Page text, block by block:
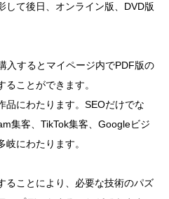
して後日、オンライン版、DVD版
入するとマイページ内でPDF版の
ことができます。
品にわたります。SEOだけでな
集客、TikTok集客、Googleビジ
にわたります。
ることにより、必要な技術のパズ